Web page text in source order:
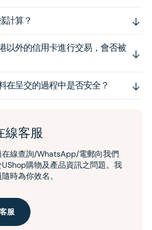
計算？
以外的信用卡進行交易，會否被
在呈交的過程中是否安全？
線客服
在線查詢/WhatsApp/電郵向我們
購物及產品資訊之問題。我
時為你效名。
服